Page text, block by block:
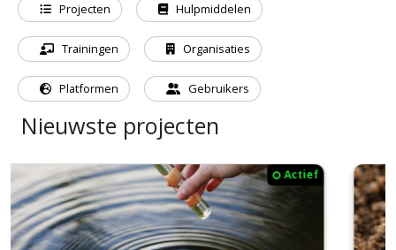
Projecten Hulpmiddelen
Trainingen Organisaties
Platformen Gebruikers
Nieuwste projecten
Actief